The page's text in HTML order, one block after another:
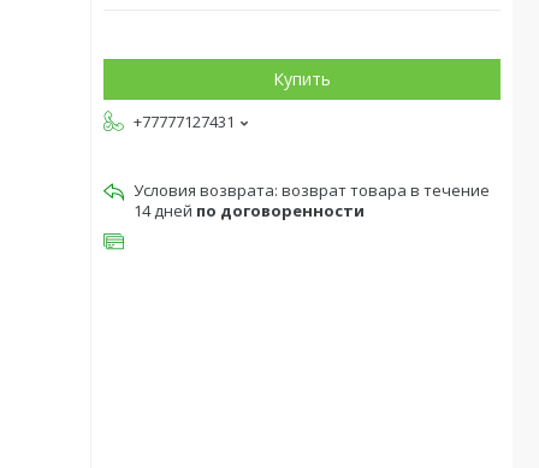
Купить
+77777127431
возврат товара в течение
14 дней по договоренности